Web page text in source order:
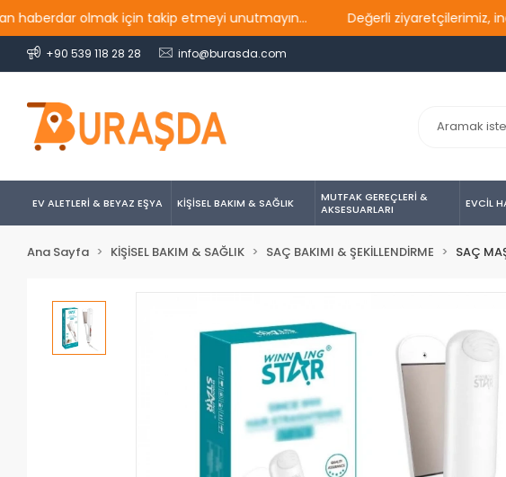
olmak için takip etmeyi unutmayın... Değerli ziyaretçilerimiz, indirim
+90 539 118 28 28 info@burasda.com
EV ALETLERİ & BEYAZ EŞYA KİŞİSEL BAKIM & SAĞLIK
MUTFAK GEREÇLERİ &
AKSESUARLARI
EVCİL
Ana Sayfa KİŞİSEL BAKIM & SAĞLIK SAÇ BAKIMI & ŞEKİLLENDİRME SAÇ